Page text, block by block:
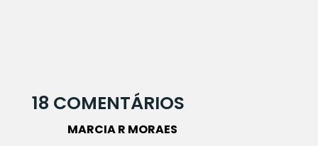
18 COMENTÁRIOS
MARCIA R MORAES